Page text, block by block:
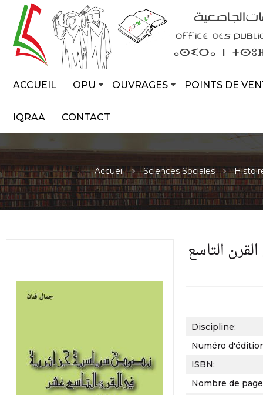
ACCUEIL OPU OUVRAGES POINTS DE
IQRAA CONTACT
Accueil Sciences Sociales
التاسع
Discipline:
Numéro
ISBN:
Nombre de